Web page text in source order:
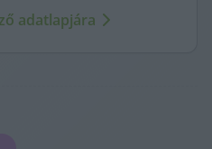
adatlapjára